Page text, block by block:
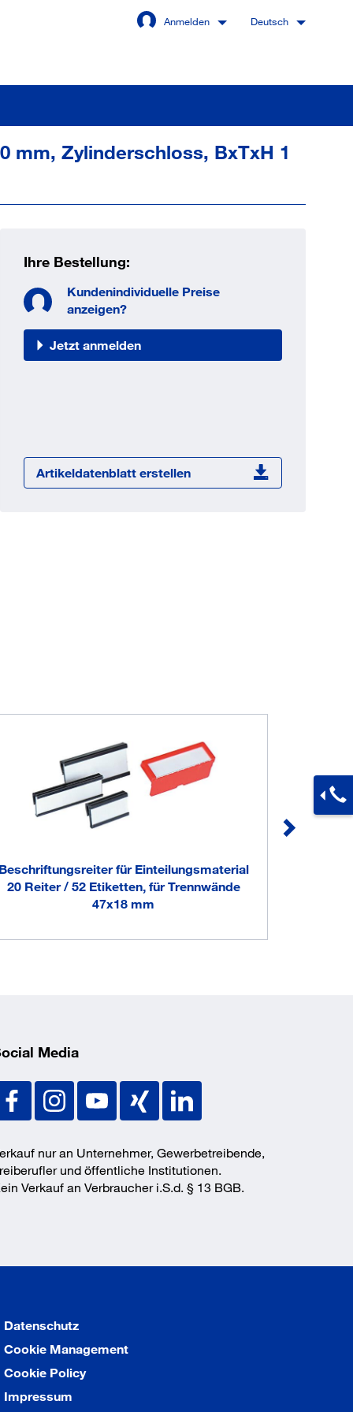
Anmelden
vergessen?
sind noch kein Kunde
Jetzt registrieren
Warenwirtschaft
Barcode-Scanner Funktionalität
Prozess- & Produktberatung
Deutsch
mm, Zylinderschloss, BxTxH 1
Ihre Bestellung:
Kundenindividuelle Preise
anzeigen?
Jetzt anmelden
Artikeldatenblatt erstellen
Beschriftungsreiter für Einteilungsmaterial
20 Reiter / 52 Etiketten, für Trennwände
47x18 mm
Media
nur an Unternehmer, Gewerbetreibende,
und öffentliche Institutionen.
Verkauf an Verbraucher i.S.d. § 13 BGB.
Datenschutz
Cookie Management
Cookie Policy
Impressum